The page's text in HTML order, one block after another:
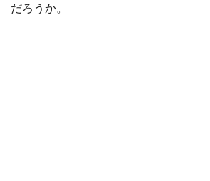
だろうか。